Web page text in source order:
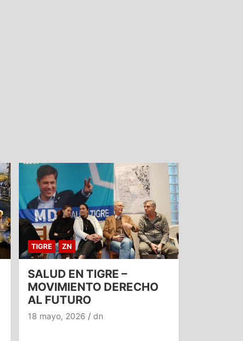
TIGRE ZN
SALUD EN TIGRE –
MOVIMIENTO DERECHO
AL FUTURO
18 mayo, 2026 dn